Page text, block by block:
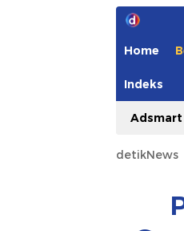
Home
Indeks
Adsmart
detikNews